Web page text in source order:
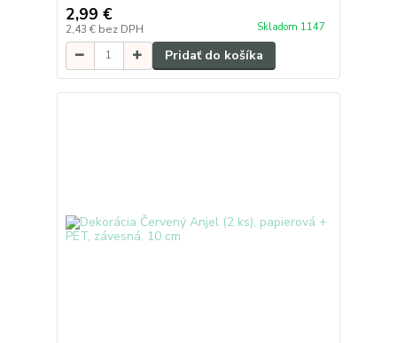
2,99 €
2,43 € bez DPH Skladom 1147
Pridať do košíka